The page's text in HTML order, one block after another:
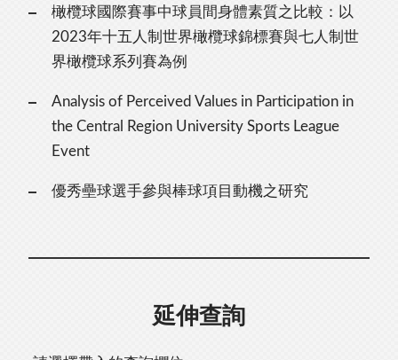
橄欖球國際賽事中球員間身體素質之比較：以
2023年十五人制世界橄欖球錦標賽與七人制世
界橄欖球系列賽為例
Analysis of Perceived Values in Participation in
the Central Region University Sports League
Event
優秀壘球選手參與棒球項目動機之研究
延伸查詢